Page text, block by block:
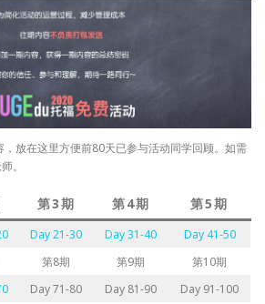
放在这里方便前80天已参与活动同学回顾。如需
。
第3期 第4期 第5期
Day 21-30 Day 31-40
Day 41-50
第8期 第9期
第10期
Day 71-80 Day 81-90 Day 91-100